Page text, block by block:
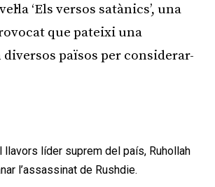
‘Els versos satànics’, una
que pateixi una
països per considerar-
llavors líder suprem del país, Ruhollah
l’assassinat de Rushdie.